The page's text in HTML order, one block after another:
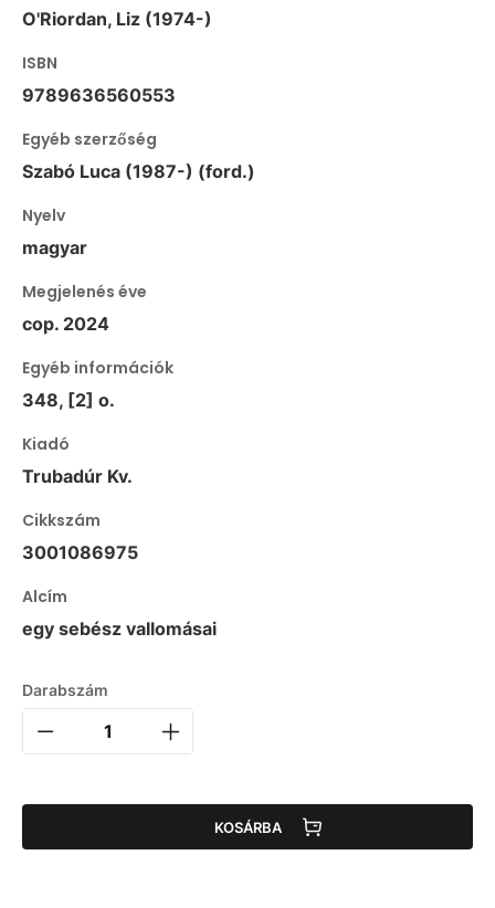
O'Riordan, Liz (1974-)
ISBN
9789636560553
Egyéb szerzőség
Szabó Luca (1987-) (ford.)
Nyelv
magyar
Megjelenés éve
cop. 2024
Egyéb információk
348, [2] o.
Kiadó
Trubadúr Kv.
Cikkszám
3001086975
Alcím
egy sebész vallomásai
Darabszám
KOSÁRBA